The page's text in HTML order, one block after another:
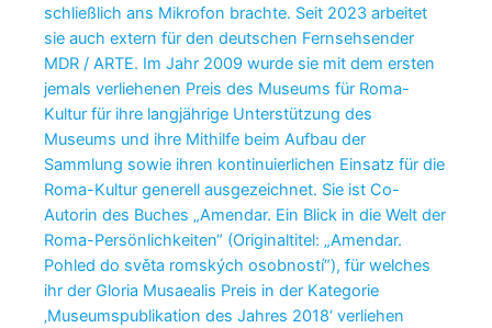
schließlich ans Mikrofon brachte. Seit 2023 arbeitet
sie auch extern für den deutschen Fernsehsender
MDR / ARTE. Im Jahr 2009 wurde sie mit dem ersten
jemals verliehenen Preis des Museums für Roma-
Kultur für ihre langjährige Unterstützung des
Museums und ihre Mithilfe beim Aufbau der
Sammlung sowie ihren kontinuierlichen Einsatz für die
Roma-Kultur generell ausgezeichnet. Sie ist Co-
Autorin des Buches „Amendar. Ein Blick in die Welt der
Roma-Persönlichkeiten“ (Originaltitel: „Amendar.
Pohled do světa romských osobností“), für welches
ihr der Gloria Musaealis Preis in der Kategorie
‚Museumspublikation des Jahres 2018‘ verliehen